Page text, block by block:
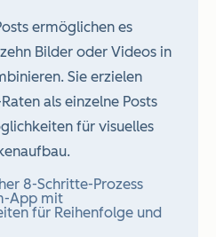
ermöglichen es
Bilder oder Videos in
Sie erzielen
als einzelne Posts
für visuelles
8-Schritte-Prozess
App mit
für Reihenfolge und